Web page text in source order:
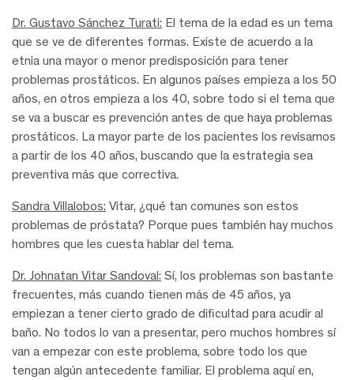
Dr. Gustavo Sánchez Turati: El tema de la edad es un tema
que se ve de diferentes formas. Existe de acuerdo a la
etnia una mayor o menor predisposición para tener
problemas prostáticos. En algunos países empieza a los 50
años, en otros empieza a los 40, sobre todo si el tema que
se va a buscar es prevención antes de que haya problemas
prostáticos. La mayor parte de los pacientes los revisamos
a partir de los 40 años, buscando que la estrategia sea
preventiva más que correctiva.
Sandra Villalobos: Vitar, ¿qué tan comunes son estos
problemas de próstata? Porque pues también hay muchos
hombres que les cuesta hablar del tema.
Dr. Johnatan Vitar Sandoval: Sí, los problemas son bastante
frecuentes, más cuando tienen más de 45 años, ya
empiezan a tener cierto grado de dificultad para acudir al
baño. No todos lo van a presentar, pero muchos hombres sí
van a empezar con este problema, sobre todo los que
tengan algún antecedente familiar. El problema aquí en,